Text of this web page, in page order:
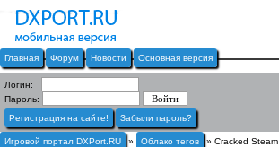
Главная Форум Новости Основная версия
Логин:
Пароль:
Регистрация на сайте!
Забыли пароль?
Игровой портал DXPort.RU » Облако тегов » Cracked Steam